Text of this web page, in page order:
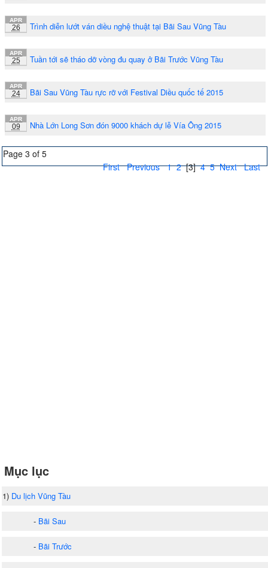
APR
26 Trình diễn lướt ván diều nghệ thuật tại Bãi Sau Vũng Tàu
APR
25 Tuần tới sẽ tháo dỡ vòng đu quay ở Bãi Trước Vũng Tàu
APR
24 Bãi Sau Vũng Tàu rực rỡ với Festival Diều quốc tế 2015
APR
09 Nhà Lớn Long Sơn đón 9000 khách dự lễ Vía Ông 2015
Page 3 of 5
First Previous 1 2 [3] 4 5 Next Last
Mục lục
1) Du lịch Vũng Tàu
- Bãi Sau
- Bãi Trước